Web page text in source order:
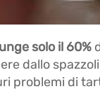
solo il 60%
dallo
problemi di